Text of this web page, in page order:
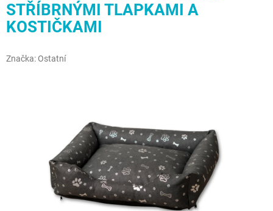
STŘÍBRNÝMI TLAPKAMI A
KOSTIČKAMI
Značka: Ostatní